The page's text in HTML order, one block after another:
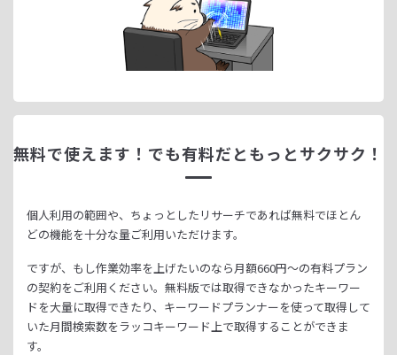
無料で使えます！ でも有料だともっとサクサク！
個人利用の範囲や、ちょっとしたリサーチであれば無料でほとん
どの機能を十分な量ご利用いただけます。
ですが、もし作業効率を上げたいのなら月額660円～の有料プラン
の契約をご利用ください。 無料版では取得できなかったキーワー
ドを大量に取得できたり、 キーワードプランナーを使って取得して
いた月間検索数をラッコキーワード上で取得することができま
す。